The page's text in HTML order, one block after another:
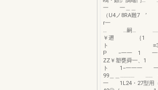
一 一＿＿ 1
（U4ノ8RA難
r
… …嗣… …… 脆
￥遡 ｛1
ト ≡30型用
P −一一 1 一一一
ZZ￥塑甕舜
ト 1−一一一 一30
99＿＿…………
一 1L24・27型